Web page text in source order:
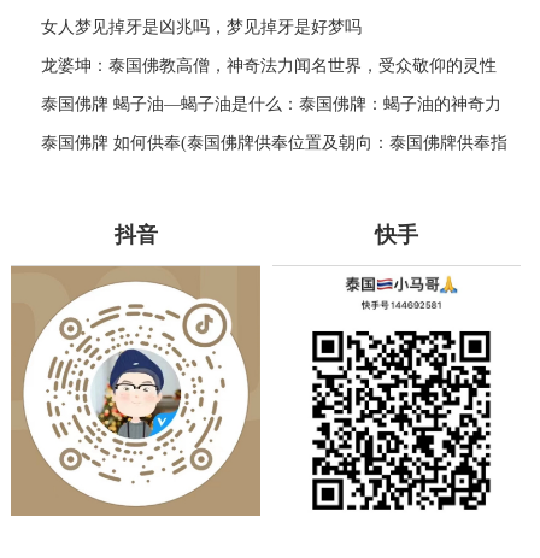
女人梦见掉牙是凶兆吗，梦见掉牙是好梦吗
龙婆坤：泰国佛教高僧，神奇法力闻名世界，受众敬仰的灵性
导师
泰国佛牌 蝎子油—蝎子油是什么：泰国佛牌：蝎子油的神奇力
量
泰国佛牌 如何供奉(泰国佛牌供奉位置及朝向：泰国佛牌供奉指
抖音 快手